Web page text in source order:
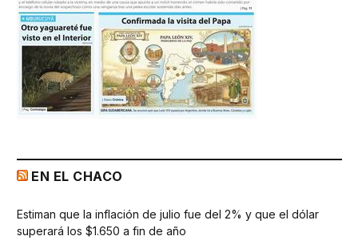
EN EL CHACO
Estiman que la inflación de julio fue del 2% y que el dólar
superará los $1.650 a fin de año